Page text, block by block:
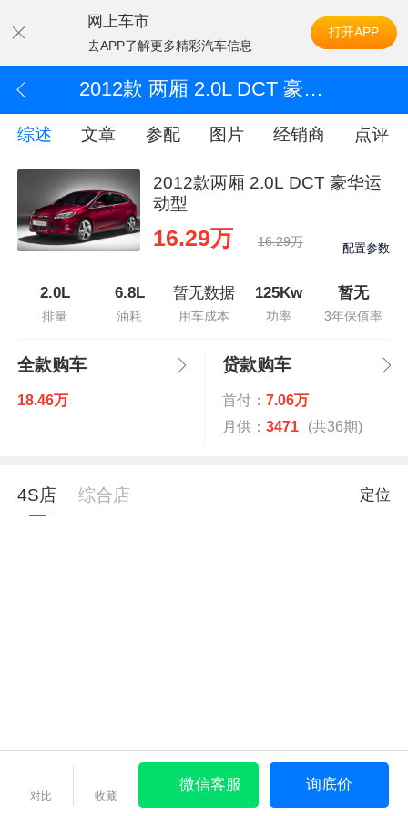
网上车市
去APP了解更多精彩汽车信息
打开APP
2012款 两厢 2.0L DCT 豪华运动型
综述 文章 参配 图片 经销商 点评
2012款两厢 2.0L DCT 豪华运
动型
16.29万 16.29万 配置参数
2.0L
排量
6.8L
油耗
暂无数据
用车成本
125Kw
功率
暂无
3年保值率
全款购车
18.46万
贷款购车
首付： 7.06万
月供： 3471 (共36期)
4S店 综合店 定位
对比 收藏
微信客服 询底价